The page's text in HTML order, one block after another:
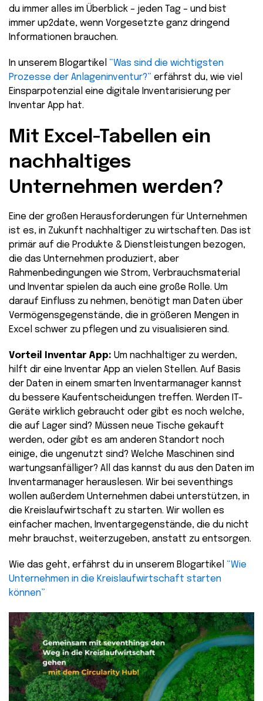
du immer alles im Überblick – jeden Tag – und bist
immer up2date, wenn Vorgesetzte ganz dringend
Informationen brauchen.
In unserem Blogartikel “Was sind die wichtigsten
Prozesse der Anlageninventur?” erfährst du, wie viel
Einsparpotenzial eine digitale Inventarisierung per
Inventar App hat.
Mit Excel-Tabellen ein
nachhaltiges
Unternehmen werden?
Eine der großen Herausforderungen für Unternehmen
ist es, in Zukunft nachhaltiger zu wirtschaften. Das ist
primär auf die Produkte & Dienstleistungen bezogen,
die das Unternehmen produziert, aber
Rahmenbedingungen wie Strom, Verbrauchsmaterial
und Inventar spielen da auch eine große Rolle. Um
darauf Einfluss zu nehmen, benötigt man Daten über
Vermögensgegenstände, die in größeren Mengen in
Excel schwer zu pflegen und zu visualisieren sind.
Vorteil Inventar App: Um nachhaltiger zu werden,
hilft dir eine Inventar App an vielen Stellen. Auf Basis
der Daten in einem smarten Inventarmanager kannst
du bessere Kaufentscheidungen treffen. Werden IT-
Geräte wirklich gebraucht oder gibt es noch welche,
die auf Lager sind? Müssen neue Tische gekauft
werden, oder gibt es am anderen Standort noch
einige, die ungenutzt sind? Welche Maschinen sind
wartungsanfälliger? All das kannst du aus den Daten im
Inventarmanager herauslesen. Wir bei seventhings
wollen außerdem Unternehmen dabei unterstützen, in
die Kreislaufwirtschaft zu starten. Wir wollen es
einfacher machen, Inventargegenstände, die du nicht
mehr brauchst, weiterzugeben, anstatt zu entsorgen.
Wie das geht, erfährst du in unserem Blogartikel “Wie
Unternehmen in die Kreislaufwirtschaft starten
können”